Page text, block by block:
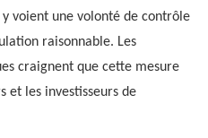
y voient une volonté de contrôle
raisonnable. Les
craignent que cette mesure
et les investisseurs de